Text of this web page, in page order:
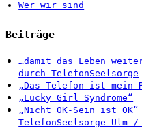
Wer wir sind
Beiträge
…damit das Leben
durch TelefonSeelsorge
„Das Telefon ist mein
„Lucky Girl Syndrome“
„Nicht OK-Sein ist
TelefonSeelsorge Ulm /